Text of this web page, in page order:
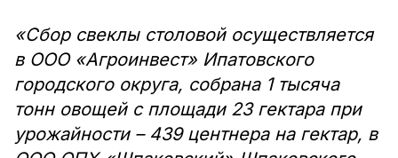
«Сбор свеклы столовой осуществляется
в ООО «Агроинвест» Ипатовского
городского округа, собрана 1 тысяча
тонн овощей с площади 23 гектара при
урожайности – 439 центнера на гектар, в